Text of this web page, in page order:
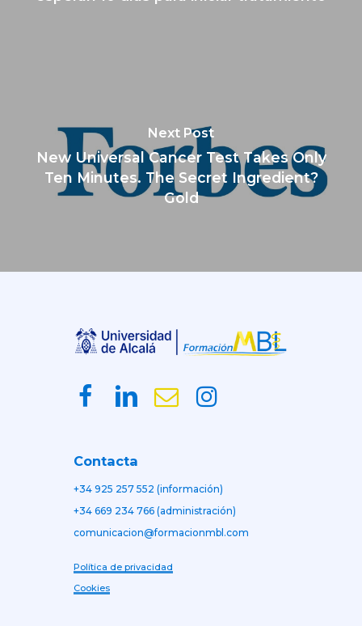
Next Post
New Universal Cancer Test Takes Only
Ten Minutes. The Secret Ingredient?
Gold
Contacta
+34 925 257 552 (información)
+34 669 234 766 (administración)
comunicacion@formacionmbl.com
Política de privacidad
Cookies